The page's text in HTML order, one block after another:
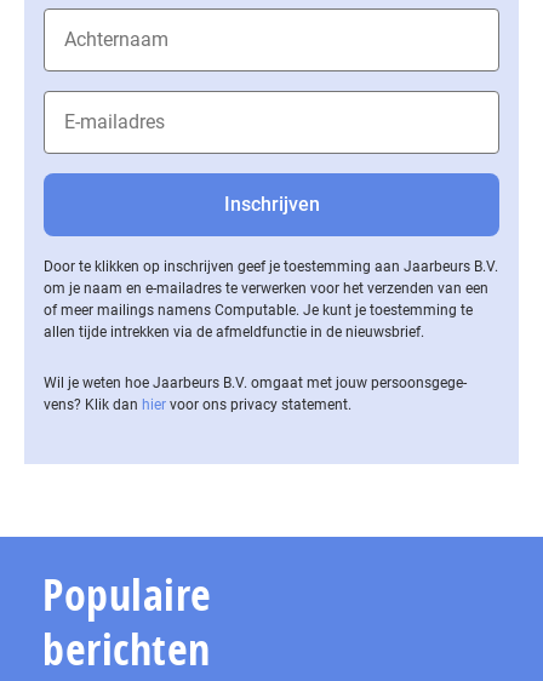
Door te klikken op inschrijven geef je toestemming aan Jaarbeurs B.V.
om je naam en e-mailadres te verwerken voor het verzenden van een
of meer mailings namens Computable. Je kunt je toestemming te
allen tijde intrekken via de af­meld­func­tie in de nieuwsbrief.
Wil je weten hoe Jaarbeurs B.V. omgaat met jouw per­soons­ge­ge­
vens? Klik dan hier voor ons privacy statement.
Populaire
berichten